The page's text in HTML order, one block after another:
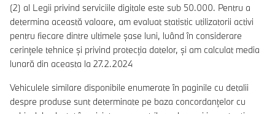
(2) al Legii privind serviciile digitale este sub 50.000. Pentru a
determina această valoare, am evaluat statistic utilizatorii activi
pentru fiecare dintre ultimele șase luni, luând în considerare
cerințele tehnice și privind protecția datelor, și am calculat media
lunară din aceasta la 27.2.2024
Vehiculele similare disponibile enumerate în paginile cu detalii
despre produse sunt determinate pe baza concordanțelor cu